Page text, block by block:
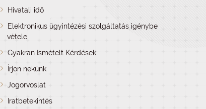
Hivatali idő
Elektronikus ügyintézési szolgáltatás igénybe
vétele
Gyakran Ismételt Kérdések
Írjon nekünk
Jogorvoslat
Iratbetekintés